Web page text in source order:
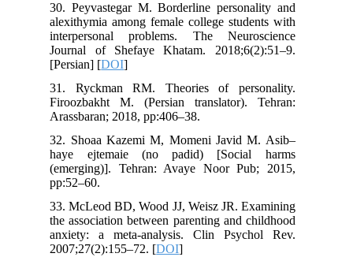
30. Peyvastegar M. Borderline personality and
alexithymia among female college students with
interpersonal problems. The Neuroscience
Journal of Shefaye Khatam. 2018;6(2):51–9.
[Persian] [DOI
31. Ryckman RM. Theories of personality.
Firoozbakht M. (Persian translator). Tehran:
Arassbaran; 2018, pp:406–38.
32. Shoaa Kazemi M, Momeni Javid M. Asib–
haye ejtemaie (no padid) [Social harms
(emerging)]. Tehran: Avaye Noor Pub; 2015,
pp:52–60.
33. McLeod BD, Wood JJ, Weisz JR. Examining
the association between parenting and childhood
anxiety: a meta-analysis. Clin Psychol Rev.
2007;27(2):155–72. [DOI